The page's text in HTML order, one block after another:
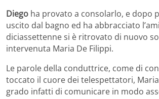
Diego ha provato a consolarlo, e dopo
uscito dal bagno ed ha abbracciato
diciassettenne si è ritrovato di nuovo
intervenuta Maria De Filippi.
Le parole della conduttrice, come di
toccato il cuore dei telespettatori,
grado infatti di comunicare in modo